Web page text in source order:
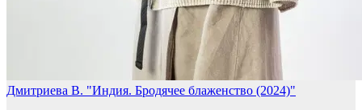
Дмитриева В. "Индия. Бродячее блаженство (2024)"